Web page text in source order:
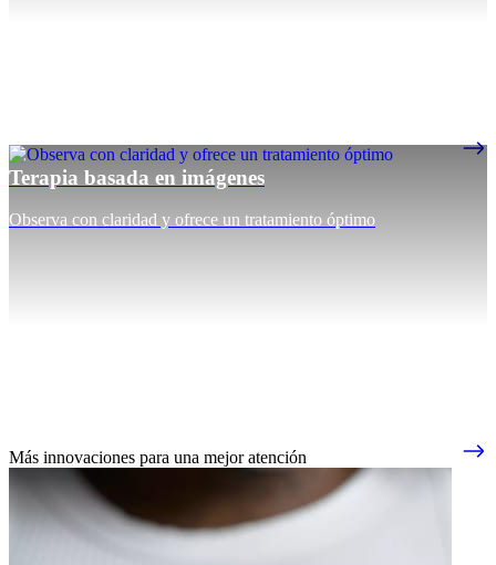
Terapia basada en imágenes
Observa con claridad y ofrece un tratamiento óptimo
Más innovaciones para una mejor atención